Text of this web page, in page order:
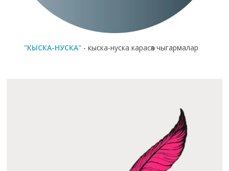
"КЫСКА-НУСКА" - кыска-нуска карасөз чыгармалар